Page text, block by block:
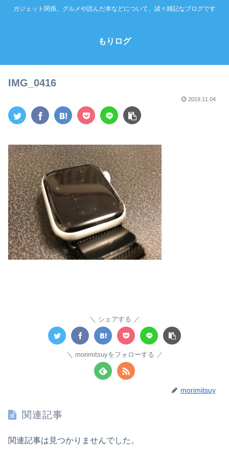
ガジェット関係、グルメや読んだ本などについて、諸々雑記なブログです
もりログ
IMG_0416
2019.11.04
シェアする
morimitsuyをフォローする
morimitsuy
関連記事
関連記事は見つかりませんでした。